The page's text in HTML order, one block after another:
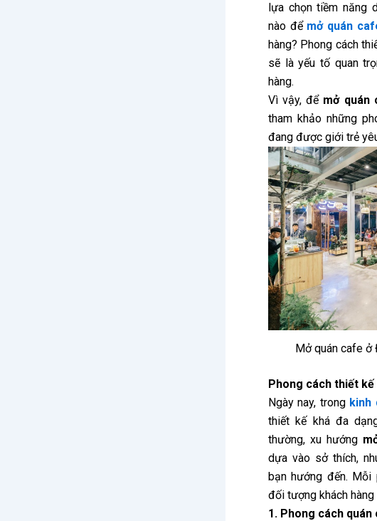
lựa chọn tiềm năng
nào để mở quán
hàng? Phong cách
sẽ là yếu tố quan
hàng.
Vì vậy, để mở quán
tham khảo những
đang được giới trẻ
Mở quán cafe ở
Phong cách thiết
Ngày nay, trong kinh
thiết kế khá đa
thường, xu hướng
dựa vào sở thích,
bạn hướng đến.
đối tượng khách hàng
1. Phong cách